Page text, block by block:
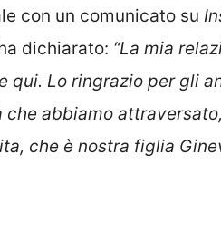
con un comunicato su
dichiarato: “La mia
qui. Lo ringrazio per gli
abbiamo
che è nostra figlia